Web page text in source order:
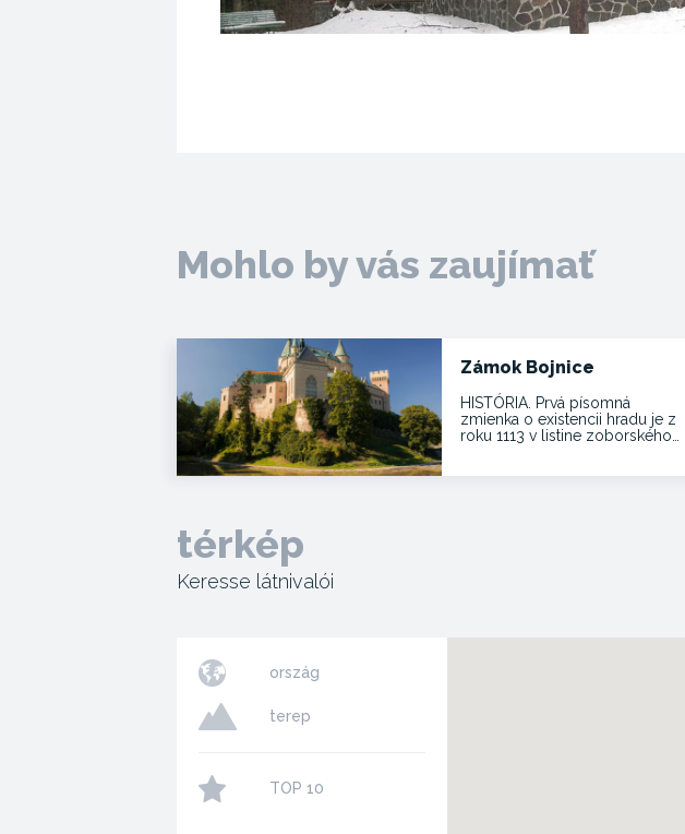
Mohlo by vás zaujímať
Zámok Bojnice
HISTÓRIA. Prvá písomná
zmienka o existencii hradu je z
roku 1113 v listine zoborského…
térkép
Keresse látnivalói
ország
terep
TOP 10